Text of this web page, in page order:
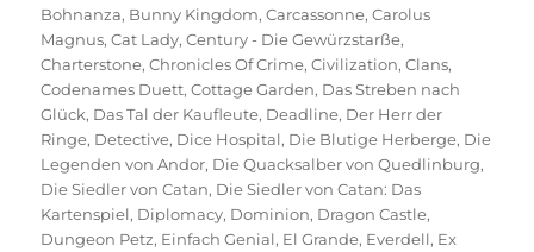
Bohnanza, Bunny Kingdom,Carcassonne,Carolus
Magnus,Cat Lady,Century - Die Gewürzstarße,
Charterstone,Chronicles Of Crime,Civilization,Clans,
Codenames Duett,Cottage Garden, Das Streben nach
Glück, Das Tal der Kaufleute, Deadline, Der Herr der
Ringe, Detective, Dice Hospital, Die Blutige Herberge, Die
Legenden von Andor, Die Quacksalber von Quedlinburg,
Die Siedler von Catan, Die Siedler von Catan: Das
Kartenspiel, Diplomacy, Dominion, Dragon Castle,
Dungeon Petz, Einfach Genial, El Grande, Everdell, Ex